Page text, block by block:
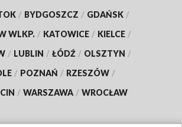
/ BYDGOSZCZ / GDAŃSK /
WLKP. / KATOWICE / KIELCE /
/ LUBLIN / ŁÓDŹ / OLSZTYN /
/ POZNAŃ / RZESZÓW /
/ WARSZAWA / WROCŁAW